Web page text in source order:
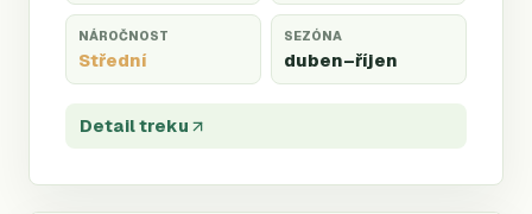
NÁROČNOST
Střední
SEZÓNA
duben–říjen
Detail treku